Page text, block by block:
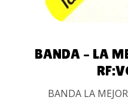
BANDA – LA
BANDA LA